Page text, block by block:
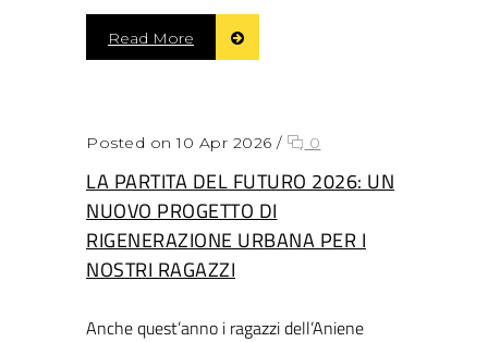
Read More
Posted on 10 Apr 2026 / 0
LA PARTITA DEL FUTURO 2026: UN
NUOVO PROGETTO DI
RIGENERAZIONE URBANA PER I
NOSTRI RAGAZZI
Anche quest’anno i ragazzi dell’Aniene